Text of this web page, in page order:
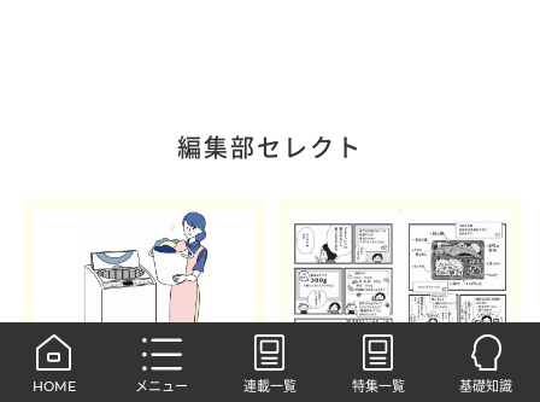
HOME メニュー 連載一覧 特集一覧 基礎知識
編集部セレクト